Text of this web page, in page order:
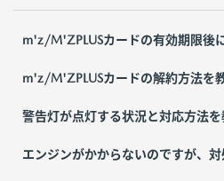
m'z/M'ZPLUSカードの有効期限後
m'z/M'ZPLUSカードの解約方法を
警告灯が点灯する状況と対応方法を
エンジンがかからないのですが、対